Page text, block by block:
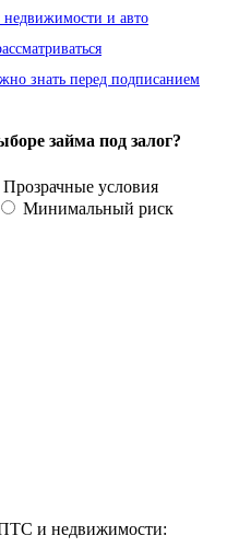
недвижимости и авто
знать перед подписанием
займа под залог?
Прозрачные условия
Минимальный риск
ПТС и недвижимости: